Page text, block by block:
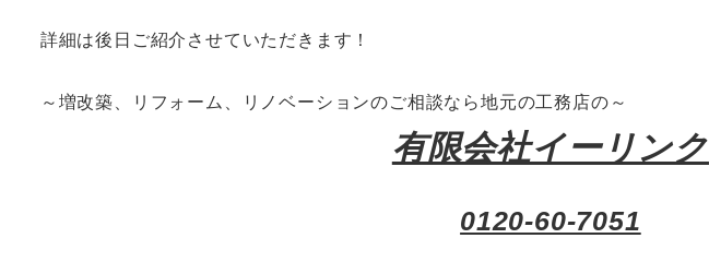
詳細は後日ご紹介させていただきます！
～増改築、リフォーム、リノベーションのご相談なら地元の工務店の～
有限会社イーリンク
0120-60-7051